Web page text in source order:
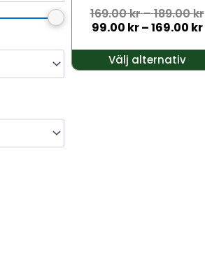
169.00kr–189.00kr
99.00 kr–169.00 kr
Välj alternativ
väljas
produktsidan